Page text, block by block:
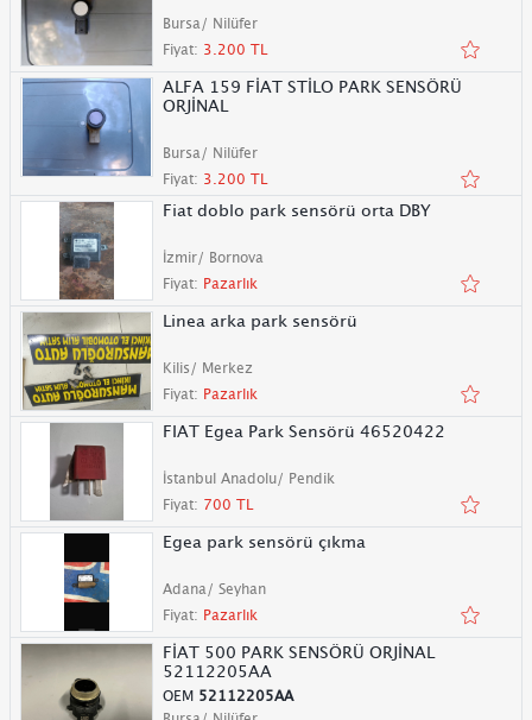
Bursa/ Nilüfer
Fiyat: 3.200 TL
ALFA 159 FİAT STİLO PARK SENSÖRÜ
ORJİNAL
Bursa/ Nilüfer
Fiyat: 3.200 TL
Fiat doblo park sensörü orta DBY
İzmir/ Bornova
Fiyat: Pazarlık
Linea arka park sensörü
Kilis/ Merkez
Fiyat: Pazarlık
FIAT Egea Park Sensörü 46520422
İstanbul Anadolu/ Pendik
Fiyat: 700 TL
Egea park sensörü çıkma
Adana/ Seyhan
Fiyat: Pazarlık
FİAT 500 PARK SENSÖRÜ ORJİNAL
52112205AA
OEM 52112205AA